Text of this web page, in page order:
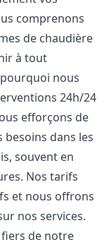
comprenons
de chaudière
à tout
nous
24h/24
efforçons de
besoins dans les
souvent en
Nos tarifs
et nous offrons
nos services.
de notre